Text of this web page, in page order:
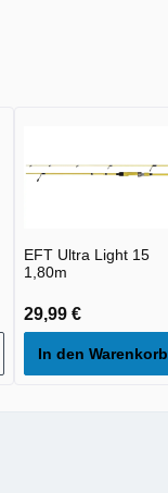
EFT Ultra Light 15
1,80m
29,99 €
In den Warenkorb